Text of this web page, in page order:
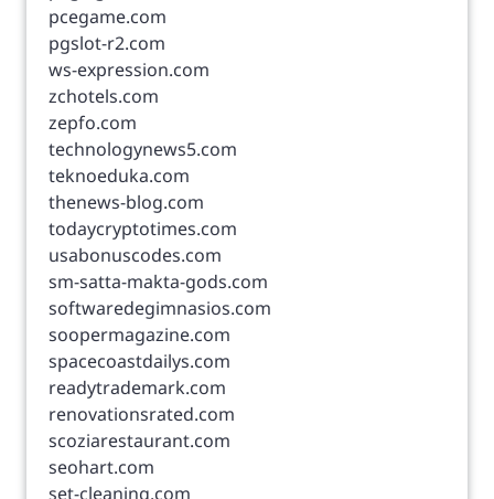
pcegame.com
pgslot-r2.com
ws-expression.com
zchotels.com
zepfo.com
technologynews5.com
teknoeduka.com
thenews-blog.com
todaycryptotimes.com
usabonuscodes.com
sm-satta-makta-gods.com
softwaredegimnasios.com
soopermagazine.com
spacecoastdailys.com
readytrademark.com
renovationsrated.com
scoziarestaurant.com
seohart.com
set-cleaning.com